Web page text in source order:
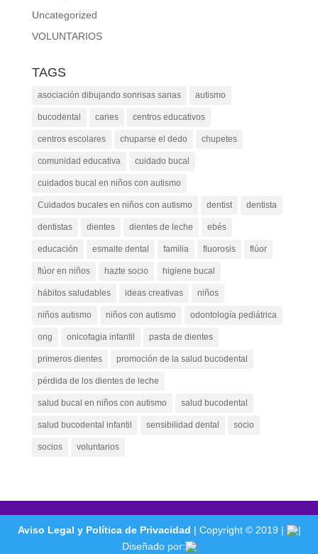
Uncategorized
VOLUNTARIOS
TAGS
asociación dibujando sonrisas sanas autismo
bucodental caries centros educativos
centros escolares chuparse el dedo chupetes
comunidad educativa cuidado bucal
cuidados bucal en niños con autismo
Cuidados bucales en niños con autismo dentist dentista
dentistas dientes dientes de leche ebés
educación esmalte dental familia fluorosis flúor
flúor en niños hazte socio higiene bucal
hábitos saludables ideas creativas niños
niños autismo niños con autismo odontología pediátrica
ong onicofagia infantil pasta de dientes
primeros dientes promoción de la salud bucodental
pérdida de los dientes de leche
salud bucal en niños con autismo salud bucodental
salud bucodental infantil sensibilidad dental socio
socios voluntarios
Aviso Legal y Política de Privacidad | Copyright © 2019 |
|
Diseñado por: